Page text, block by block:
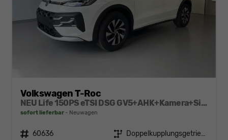
Volkswagen T-Roc
NEU Life 150PS eTSI DSG GV5+AHK+Kamera+Sitzheiz+Lenkradheiz+getönt.Scheiben
sofort lieferbar Neuwagen
Fahrzeugnr. 60636 Getriebe Doppelkupplungsgetriebe (DSG)